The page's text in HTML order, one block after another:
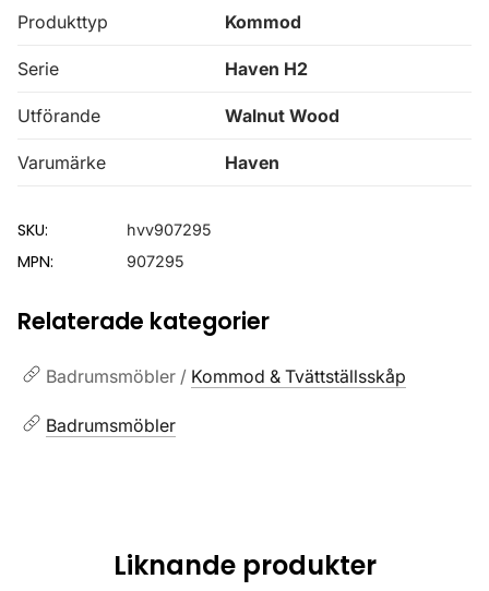
Produkttyp Kommod
Serie Haven H2
Utförande Walnut Wood
Varumärke Haven
SKU: hvv907295
MPN: 907295
Relaterade kategorier
Badrumsmöbler / Kommod & Tvättställsskåp
Badrumsmöbler
Liknande produkter